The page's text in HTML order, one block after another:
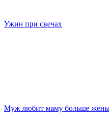
Ужин при свечах
Муж любит маму больше